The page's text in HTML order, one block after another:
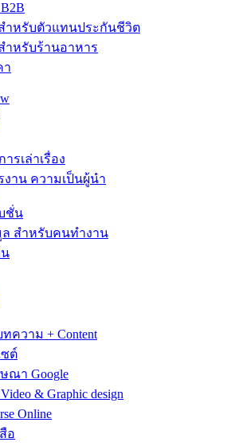
ำหรับตัวแทนประกันชีวิต
ำหรับร้านอาหาร
า
รเล่าเรื่อง
งาน ความเป็นผู้นำ
ชั่น
สำหรับคนทำงาน
ความ + Content
ซต์
ณา Google
& Graphic design
Online
อ